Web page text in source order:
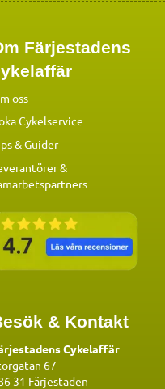
Färjestadens
oss
Cykelservice
& Guider
&
& Kontakt
Cykelaffär
67
31 Färjestaden